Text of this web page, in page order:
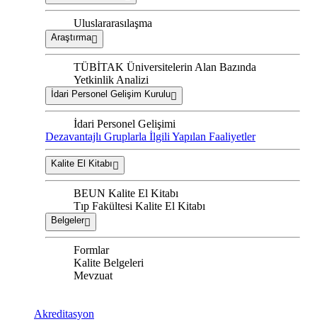
Uluslararasılaşma
Araştırma
TÜBİTAK Üniversitelerin Alan Bazında
Yetkinlik Analizi
İdari Personel Gelişim Kurulu
İdari Personel Gelişimi
Dezavantajlı Gruplarla İlgili Yapılan Faaliyetler
Kalite El Kitabı
BEUN Kalite El Kitabı
Tıp Fakültesi Kalite El Kitabı
Belgeler
Formlar
Kalite Belgeleri
Mevzuat
Akreditasyon